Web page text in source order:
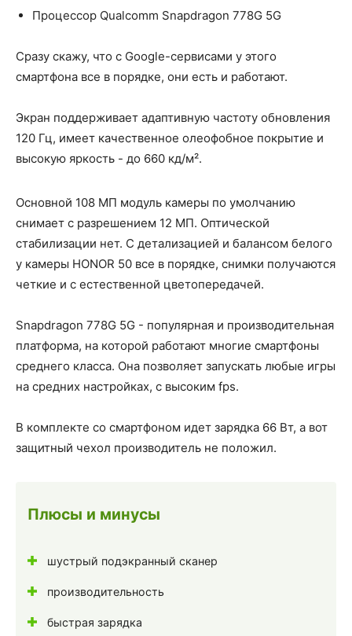
Процессор Qualcomm Snapdragon 778G 5G
Сразу скажу, что с Google-сервисами у этого
смартфона все в порядке, они есть и работают.
Экран поддерживает адаптивную частоту обновления
120 Гц, имеет качественное олеофобное покрытие и
высокую яркость - до 660 кд/м².
Основной 108 МП модуль камеры по умолчанию
снимает с разрешением 12 МП. Оптической
стабилизации нет. С детализацией и балансом белого
у камеры HONOR 50 все в порядке, снимки получаются
четкие и с естественной цветопередачей.
Snapdragon 778G 5G - популярная и производительная
платформа, на которой работают многие смартфоны
среднего класса. Она позволяет запускать любые игры
на средних настройках, с высоким fps.
В комплекте со смартфоном идет зарядка 66 Вт, а вот
защитный чехол производитель не положил.
Плюсы и минусы
шустрый подэкранный сканер
производительность
быстрая зарядка